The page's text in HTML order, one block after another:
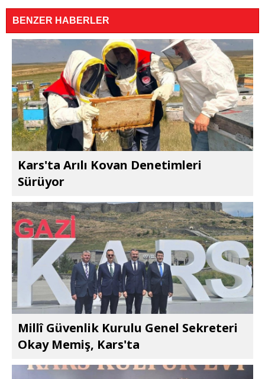
BENZER HABERLER
Kars'ta Arılı Kovan Denetimleri
Sürüyor
Millî Güvenlik Kurulu Genel Sekreteri
Okay Memiş, Kars'ta